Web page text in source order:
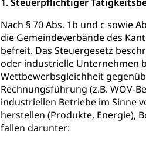
Nach § 70 Abs. 1b und c sowie
die Gemeindeverbände des
befreit. Das Steuergesetz
oder industrielle Unternehmen
Wettbewerbsgleichheit
Rechnungsführung (z.B. WOV-
industriellen Betriebe im Sinne
herstellen (Produkte, Energie),
fallen darunter:
Mobilität
Schiene und öffentlicher
Schienenverkehr, Zugverkehr,
Verkehrsverbund Luzern VVL
Schifffahrt
Schiffsverkehr,